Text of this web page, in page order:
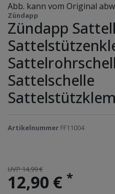
Abb. kann vom Original
Zündapp
Zündapp
Sattelschelle
Artikelnummer FF11004
UVP 14,99 €
12,90 € *